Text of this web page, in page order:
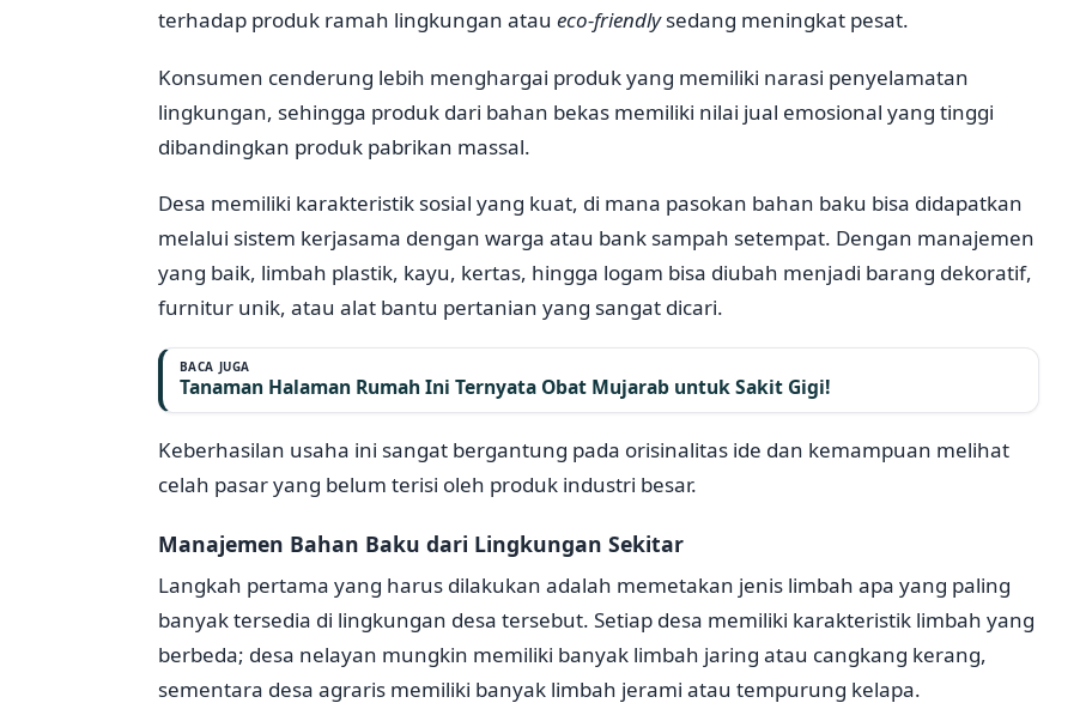
terhadap produk ramah lingkungan atau eco-friendlysedang meningkat pesat.
Konsumen cenderung lebih menghargai produk yang memiliki narasi penyelamatan
lingkungan, sehingga produk dari bahan bekas memiliki nilai jual emosional yang tinggi
dibandingkan produk pabrikan massal.
Desa memiliki karakteristik sosial yang kuat, di mana pasokan bahan baku bisa didapatkan
melalui sistem kerjasama dengan warga atau bank sampah setempat. Dengan manajemen
yang baik, limbah plastik, kayu, kertas, hingga logam bisa diubah menjadi barang dekoratif,
furnitur unik, atau alat bantu pertanian yang sangat dicari.
BACA JUGA
Tanaman Halaman Rumah Ini Ternyata Obat Mujarab untuk Sakit Gigi!
Keberhasilan usaha ini sangat bergantung pada orisinalitas ide dan kemampuan melihat
celah pasar yang belum terisi oleh produk industri besar.
Manajemen Bahan Baku dari Lingkungan Sekitar
Langkah pertama yang harus dilakukan adalah memetakan jenis limbah apa yang paling
banyak tersedia di lingkungan desa tersebut. Setiap desa memiliki karakteristik limbah yang
berbeda; desa nelayan mungkin memiliki banyak limbah jaring atau cangkang kerang,
sementara desa agraris memiliki banyak limbah jerami atau tempurung kelapa.